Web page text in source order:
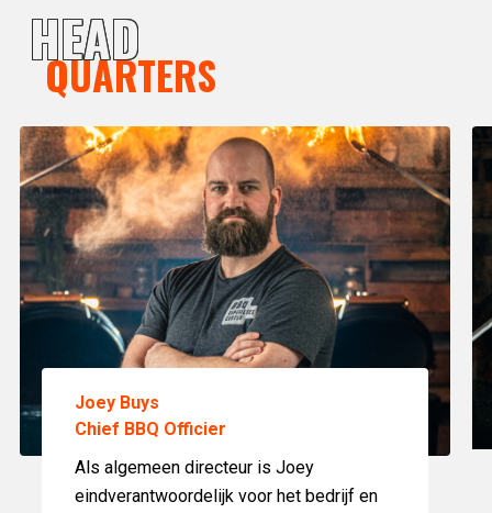
HEAD
QUARTERS
Joey Buys
Chief BBQ Officier
Als algemeen directeur is Joey
eindverantwoordelijk voor het bedrijf en